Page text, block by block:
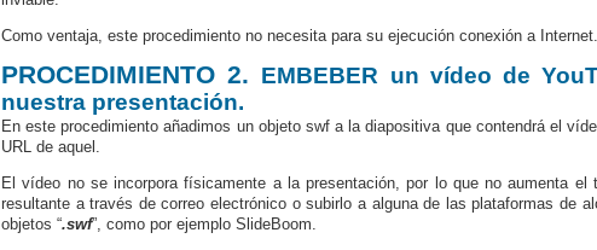
Como ventaja, este procedimiento no necesita para su ejecución conexión a Internet.
PROCEDIMIENTO 2. EMBEBER un vídeo de
nuestra presentación.
En este procedimiento añadimos un objeto swf a la diapositiva que contendrá el
URL de aquel.
El vídeo no se incorpora físicamente a la presentación, por lo que no aumenta
resultante a través de correo electrónico o subirlo a alguna de las plataformas de
objetos “.swf”, como por ejemplo SlideBoom.